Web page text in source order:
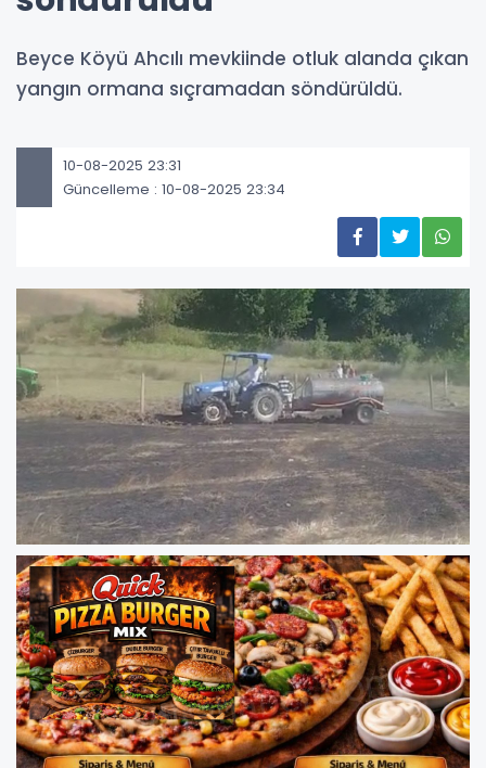
Beyce Köyü Ahcılı mevkiinde otluk alanda çıkan
yangın ormana sıçramadan söndürüldü.
10-08-2025 23:31
Güncelleme : 10-08-2025 23:34